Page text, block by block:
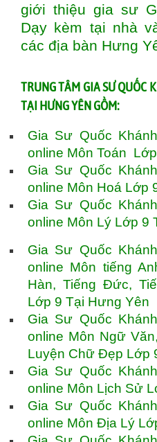
giới thiệu gia sư
Dạy kèm tại nhà
các địa bàn Hưng
TRUNG TÂM GIA SƯ QUỐC
TẠI HƯNG YÊN GỒM:
Gia Sư Quốc
online Môn Toán
Gia Sư Quốc
online Môn Hoá Lớp
Gia Sư Quốc
online Môn Lý Lớp 9
Gia Sư Quốc
online Môn tiếng
Hàn, Tiếng Đức,
Lớp 9 Tại Hưng Yên
Gia Sư Quốc
online Môn Ngữ
Luyện Chữ Đẹp Lớp
Gia Sư Quốc
online Môn Lịch Sử
Gia Sư Quốc
online Môn Địa Lý